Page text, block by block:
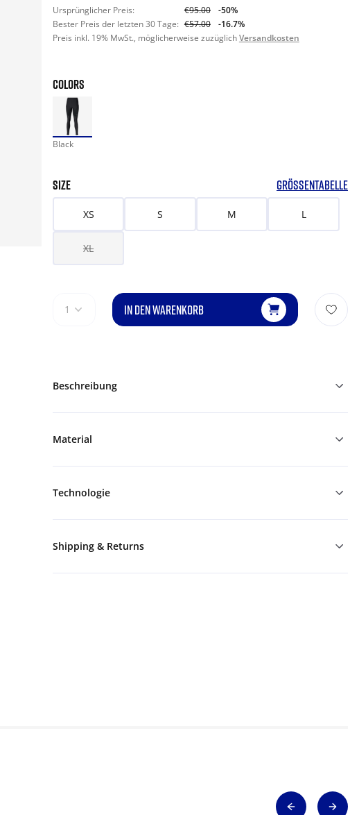
Ursprünglicher Preis: €95.00
-50%
Bester Preis der letzten 30 Tage: €57.00
-16.7%
Preis inkl. 19% MwSt., möglicherweise zuzüglichVersandkosten
COLORS
Black
SIZE GRÖSSENTABELLE
XS S M L
XL
1 IN DEN WARENKORB
Beschreibung
Material
Technologie
Shipping & Returns